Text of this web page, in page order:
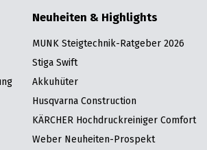
Neuheiten & Highlights
MUNK Steigtechnik-Ratgeber 2026
Stiga Swift
Akkuhüter
Husqvarna Construction
KÄRCHER Hochdruckreiniger Comfort
Weber Neuheiten-Prospekt